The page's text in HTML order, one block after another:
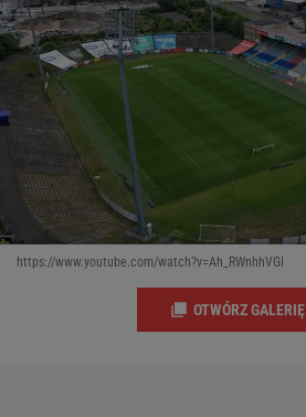
https://www.youtube.com/watch?v=Ah_RWnhhVGI
OTWÓRZ GALERIĘ